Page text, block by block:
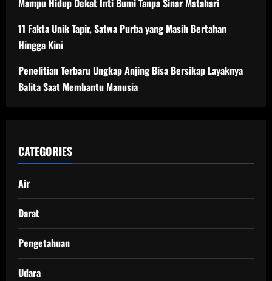
Mampu Hidup Dekat Inti Bumi Tanpa Sinar Matahari
11 Fakta Unik Tapir, Satwa Purba yang Masih Bertahan
Hingga Kini
Penelitian Terbaru Ungkap Anjing Bisa Bersikap Layaknya
Balita Saat Membantu Manusia
CATEGORIES
Air
Darat
Pengetahuan
Udara